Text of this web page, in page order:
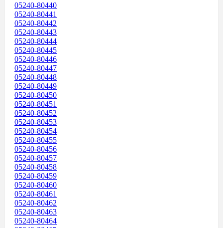
05240-80440
05240-80441
05240-80442
05240-80443
05240-80444
05240-80445
05240-80446
05240-80447
05240-80448
05240-80449
05240-80450
05240-80451
05240-80452
05240-80453
05240-80454
05240-80455
05240-80456
05240-80457
05240-80458
05240-80459
05240-80460
05240-80461
05240-80462
05240-80463
05240-80464